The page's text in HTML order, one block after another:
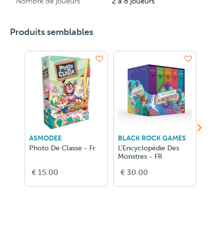
Produits semblables
ASMODEE
Photo De Classe - Fr
€ 15.00
BLACK ROCK GAMES
L'Encyclopédie Des
Monstres - FR
€ 30.00